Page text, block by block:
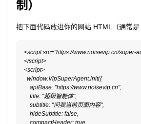
制）
把下面代码放进你的网站 HTML（通常是
<script src="https://www.noisevip.cn/super-
</script>
<script>